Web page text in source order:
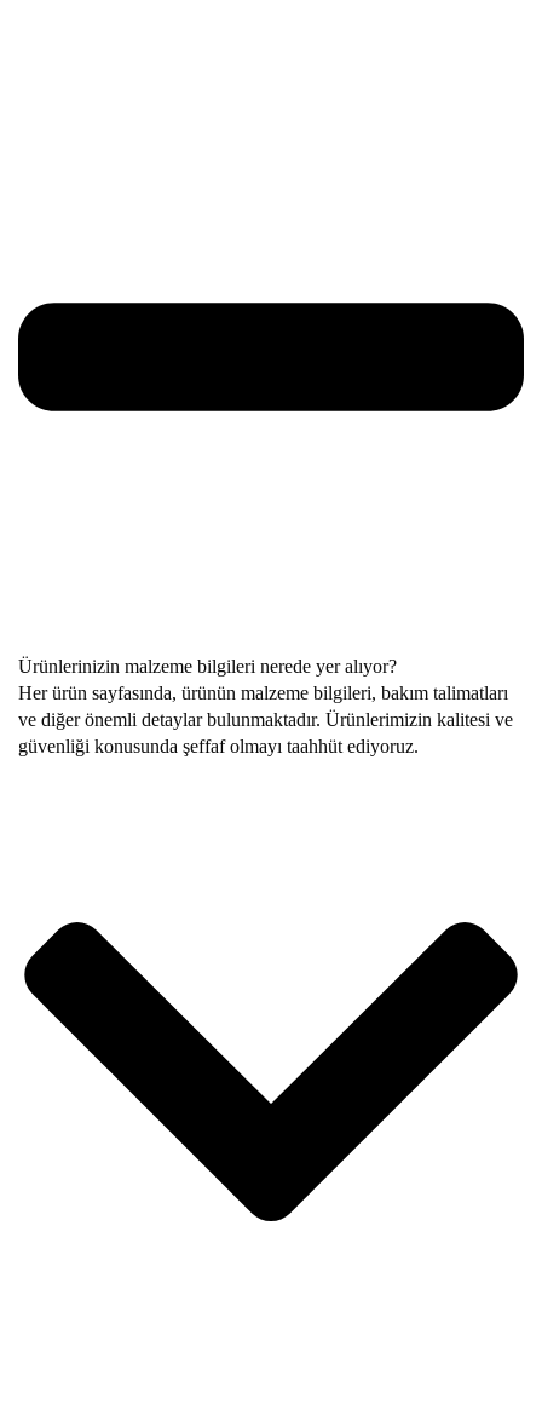
Ürünlerinizin malzeme bilgileri nerede yer alıyor?
Her ürün sayfasında, ürünün malzeme bilgileri, bakım talimatları
ve diğer önemli detaylar bulunmaktadır. Ürünlerimizin kalitesi ve
güvenliği konusunda şeffaf olmayı taahhüt ediyoruz.